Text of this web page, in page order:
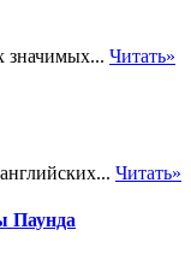
значимых... Читать»
Читать»
Паунда